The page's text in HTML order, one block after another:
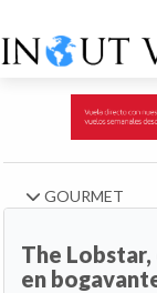
GOURMET
The
en